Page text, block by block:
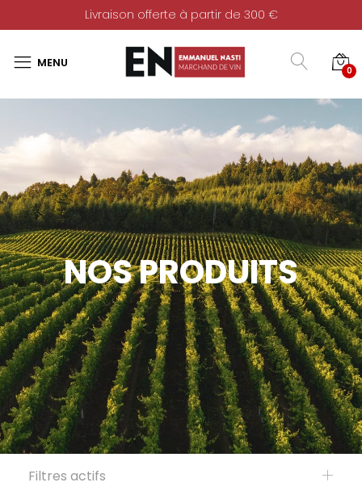
Livraison offerte à partir de 300 €
0
NOS PRODUITS
Filtres actifs